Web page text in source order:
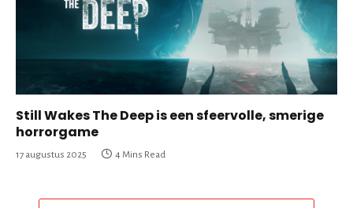
Still Wakes The Deep is een sfeervolle, smerige
horrorgame
17 augustus 2025 4 Mins Read